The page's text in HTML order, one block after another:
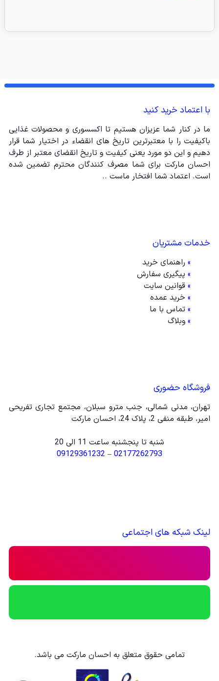
با اعتماد خرید کنید
ما در کنار شما عزیزان هستیم تا اکسسوری و محصولات غذایی
باکیفیت را با معتبرترین تاریخ های انقضاء در اختیار شما قرار
دهیم و این دو مورد یعنی کیفیت و تاریخ انقضای معتبر از طرف
احسان مارکت برای شما مصرف کنندگان محترم تضمین شده
است. اعتماد شما افتخار ماست ..
خدمات مشتریان
» راهنمای خرید
» پیگیری سفارش
» قوانین سایت
» خرید عمده
» تماس با ما
» وبلاگ
فروشگاه حضوری
تهران، مدنی شمالی، جنب مترو سبلان، مجتمع تجاری تفریحی
امیر، طبقه منفی 2، پلاک 24، احسان مارکت
شنبه تا پنجشنبه ساعت 11 الی 20
02177262793
–
09129361232
لینک شبکه های اجتماعی
تمامی حقوق متعلق به احسان مارکت می باشد.